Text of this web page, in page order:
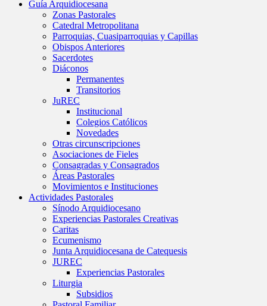
Guía Arquidiocesana
Zonas Pastorales
Catedral Metropolitana
Parroquias, Cuasiparroquias y Capillas
Obispos Anteriores
Sacerdotes
Diáconos
Permanentes
Transitorios
JuREC
Institucional
Colegios Católicos
Novedades
Otras circunscripciones
Asociaciones de Fieles
Consagradas y Consagrados
Áreas Pastorales
Movimientos e Instituciones
Actividades Pastorales
Sínodo Arquidiocesano
Experiencias Pastorales Creativas
Caritas
Ecumenismo
Junta Arquidiocesana de Catequesis
JUREC
Experiencias Pastorales
Liturgia
Subsidios